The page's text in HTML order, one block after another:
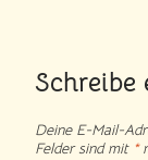
Deine E-Mail-
Felder sind mit *